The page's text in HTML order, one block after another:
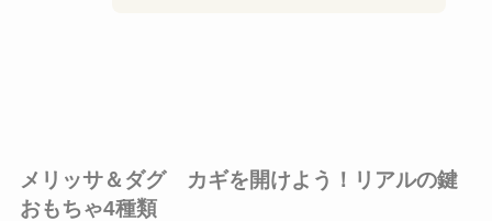
メリッサ＆ダグ カギを開けよう！リアルの鍵
おもちゃ4種類